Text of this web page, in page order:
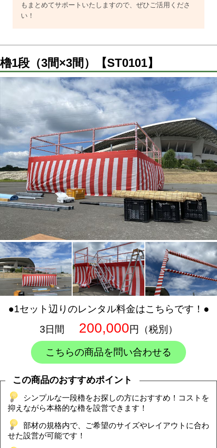
もまとめてサポートいたしますので、ぜひご活用くださ
い！
櫓1段（3間×3間）【ST0101】
●1セット辺りのレンタル料金はこちらです！●
3日間
200,000円（税別）
こちらの商品を問い合わせる
この商品のおすすめポイント
シンプルな一段櫓をお探しの方におすすめ！コストを
抑えながら本格的な櫓を設営できます！
部材の規格内で、ご希望のサイズやレイアウトに合わ
せた設営が可能です！